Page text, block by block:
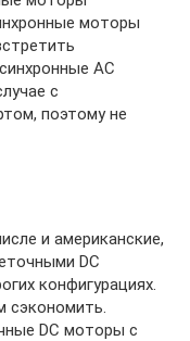
моторы
AC
с
поэтому не
и американские,
DC
конфигурациях.
сэкономить.
DC моторы с